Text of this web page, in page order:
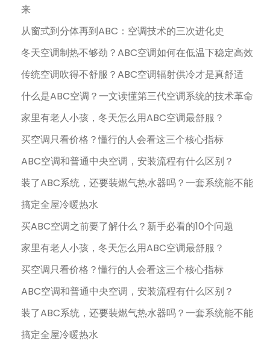
来
从窗式到分体再到ABC：空调技术的三次进化史
冬天空调制热不够劲？ABC空调如何在低温下稳定高效
传统空调吹得不舒服？ABC空调辐射供冷才是真舒适
什么是ABC空调？一文读懂第三代空调系统的技术革命
家里有老人小孩，冬天怎么用ABC空调最舒服？
买空调只看价格？懂行的人会看这三个核心指标
ABC空调和普通中央空调，安装流程有什么区别？
装了ABC系统，还要装燃气热水器吗？一套系统能不能
搞定全屋冷暖热水
买ABC空调之前要了解什么？新手必看的10个问题
家里有老人小孩，冬天怎么用ABC空调最舒服？
买空调只看价格？懂行的人会看这三个核心指标
ABC空调和普通中央空调，安装流程有什么区别？
装了ABC系统，还要装燃气热水器吗？一套系统能不能
搞定全屋冷暖热水